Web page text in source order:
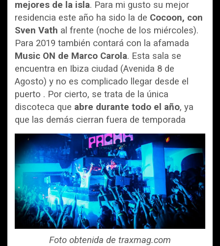
mejores de la isla. Para mi gusto su mejor
residencia este año ha sido la de Cocoon, con
Sven Vath al frente (noche de los miércoles).
Para 2019 también contará con la afamada
Music ON de Marco Carola. Esta sala se
encuentra en Ibiza ciudad (Avenida 8 de
Agosto) y no es complicado llegar desde el
puerto . Por cierto, se trata de la única
discoteca que abre durante todo el año, ya
que las demás cierran fuera de temporada
Foto obtenida de traxmag.com